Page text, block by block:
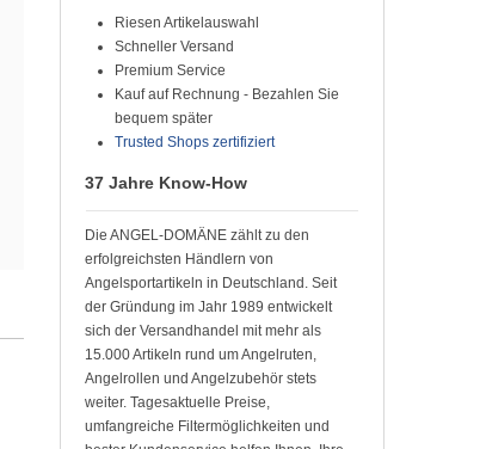
Riesen Artikelauswahl
Schneller Versand
Premium Service
Kauf auf Rechnung - Bezahlen Sie
bequem später
Trusted Shops zertifiziert
37 Jahre Know-How
Die ANGEL-DOMÄNE zählt zu den
erfolgreichsten Händlern von
Angelsportartikeln in Deutschland. Seit
der Gründung im Jahr 1989 entwickelt
sich der Versandhandel mit mehr als
15.000 Artikeln rund um Angelruten,
Angelrollen und Angelzubehör stets
weiter. Tagesaktuelle Preise,
umfangreiche Filtermöglichkeiten und